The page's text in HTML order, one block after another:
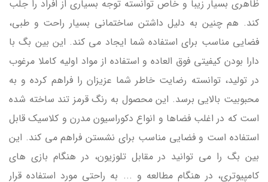
ظاهری بسیار زیبا و خاص توانسته توجه بسیاری از افراد را جلب
کند. هم چنین به دلیل داشتن ساختمانی بسیار راحت و طبی،
فضایی مناسب برای استفاده شما ایجاد می کند. این بین بگ با
دارا بودن کیفیتی فوق العاده و استفاده از مواد اولیه کاملا مرغوب
در تولید، توانسته رضایت خاطر شما عزیزان را فراهم کرده و به
محبوبیت بالایی برسد. این محصول به رنگ قرمز تند ساخته شده
است که در اغلب فضاها و انواع دکوراسیون مدرن و کلاسیک قابل
استفاده است و فضایی مناسب برای نشستن فراهم می کند. این
بین بگ را می توانید در مقابل تلوزیون، در هنگام بازی های
کامپیوتری، در هنگام مطالعه و ... به راحتی مورد استفاده قرار